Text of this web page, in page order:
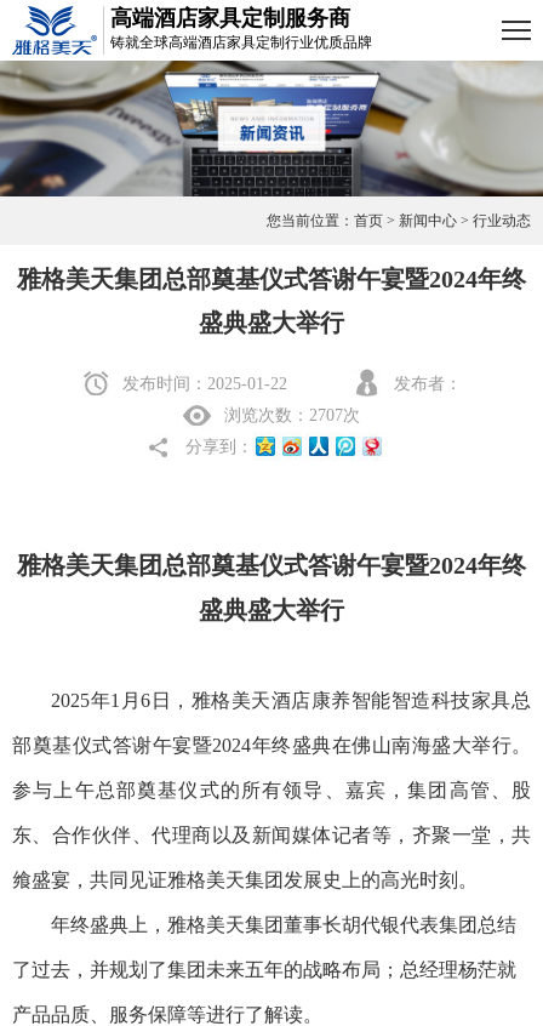
高端酒店家具定制服务商
铸就全球高端酒店家具定制行业优质品牌
您当前位置：首页 > 新闻中心 > 行业动态
雅格美天集团总部奠基仪式答谢午宴暨2024年终
盛典盛大举行
发布时间：2025-01-22
发布者：
浏览次数：2707次
分享到：
雅格美天集团总部奠基仪式答谢午宴暨2024年终
盛典盛大举行
2025年1月6 日，雅格美天酒店康养智能智造科技家具总
部奠基仪式答谢午宴暨2024年终盛典在佛山南海盛大举行。
参与上午总部奠基仪式的所有领导、嘉宾，集团 高管、股
东、合作伙伴、代理商以及新闻媒体记者等，齐聚一堂，共
飨盛宴，共同见证雅格美天集团发展史上的高光时刻 。
年终盛典上，雅格美天集团董事长胡代银代表集团总结
了过去，并规划了集团未来五年的战略布局；总经理杨茫就
产品品质、服务保障等进行了解读。